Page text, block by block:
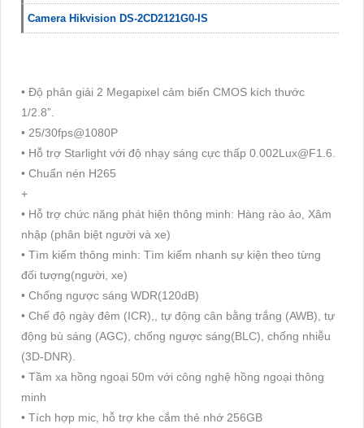
Camera Hikvision DS-2CD2121G0-IS
• Độ phân giải 2 Megapixel cảm biến CMOS kích thước
1/2.8”.
• 25/30fps@1080P
• Hỗ trợ Starlight với độ nhạy sáng cực thấp 0.002Lux@F1.6.
• Chuẩn nén H265
+
• Hỗ trợ chức năng phát hiện thông minh: Hàng rào ảo, Xâm
nhập (phân biệt người và xe)
• Tìm kiếm thông minh: Tìm kiếm nhanh sự kiện theo từng
đối tượng(người, xe)
• Chống ngược sáng WDR(120dB)
• Chế độ ngày đêm (ICR),, tự động cân bằng trắng (AWB), tự
động bù sáng (AGC), chống ngược sáng(BLC), chống nhiễu
(3D-DNR).
• Tầm xa hồng ngoại 50m với công nghệ hồng ngoại thông
minh
• Tích hợp mic, hỗ trợ khe cắm thẻ nhớ 256GB